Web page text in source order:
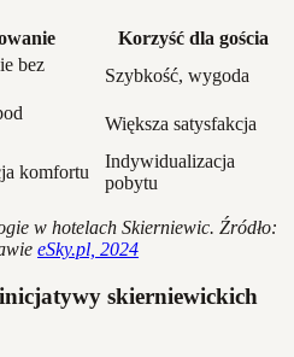
Korzyść dla gościa
bez
Szybkość, wygoda
Większa satysfakcja
komfortu
Indywidualizacja
pobytu
w hotelach Skierniewic. Źródło:
eSky.pl, 2024
inicjatywy skierniewickich